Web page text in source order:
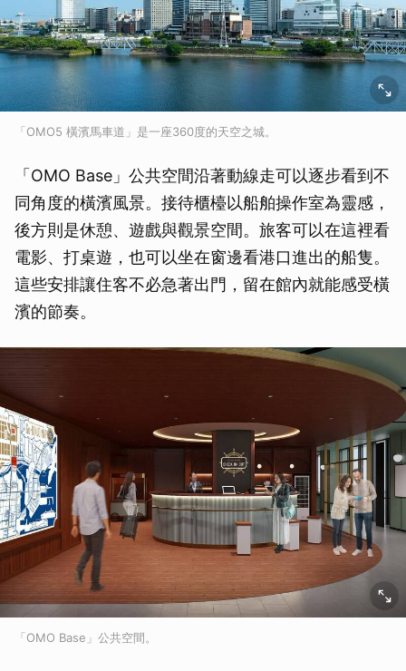
「OMO5 橫濱馬車道」是一座360度的天空之城。
「OMO Base」公共空間沿著動線走可以逐步看到不
同角度的橫濱風景。接待櫃檯以船舶操作室為靈感，
後方則是休憩、遊戲與觀景空間。旅客可以在這裡看
電影、打桌遊，也可以坐在窗邊看港口進出的船隻。
這些安排讓住客不必急著出門，留在館內就能感受橫
濱的節奏。
「OMO Base」公共空間。